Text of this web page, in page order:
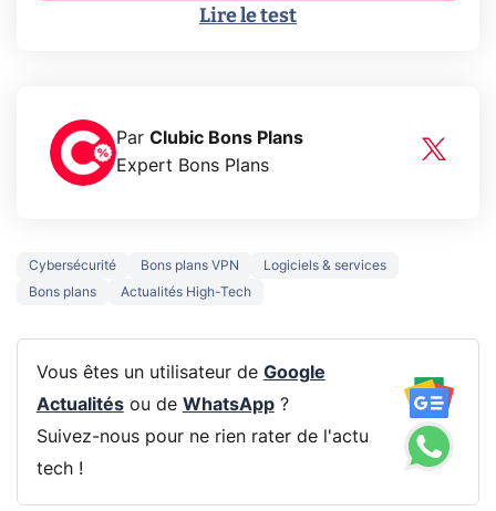
Lire le test
Par Clubic Bons Plans
Expert Bons Plans
Cybersécurité Bons plans VPN
Logiciels & services
Bons plans
Actualités High-Tech
Vous êtes un utilisateur de Google
Actualitésou de WhatsApp?
Suivez-nous pour ne rien rater de l'actu
tech !